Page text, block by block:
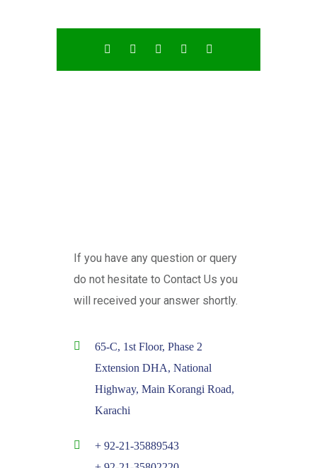
If you have any question or query
do not hesitate to Contact Us you
will received your answer shortly.
65-C, 1st Floor, Phase 2
Extension DHA, National
Highway, Main Korangi Road,
Karachi
+ 92-21-35889543